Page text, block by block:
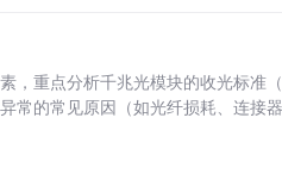
，重点分析千兆光模块的收光标准
常的常见原因（如光纤损耗、连接